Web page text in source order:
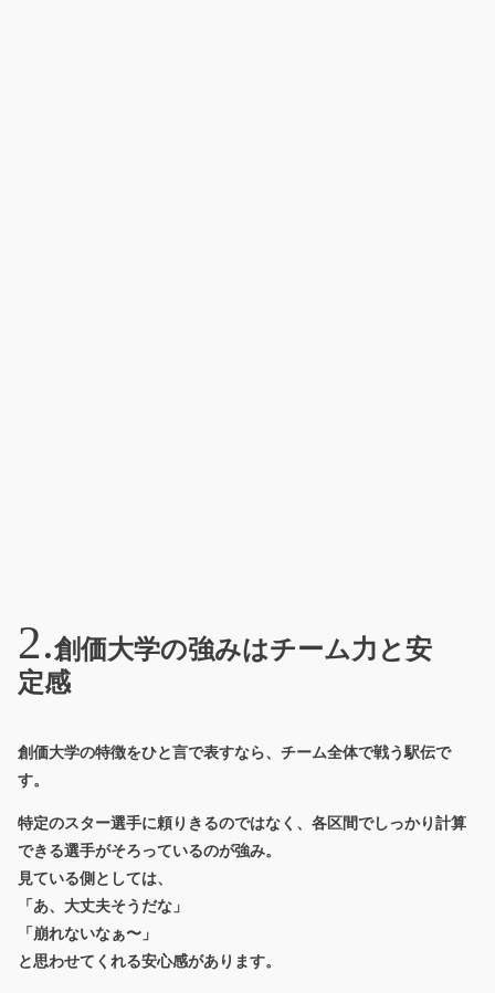
創価大学の強みはチーム力と安
定感
創価大学の特徴をひと言で表すなら、 チーム全体で戦う駅伝で
す。
特定のスター選手に頼りきるのではなく、各区間でしっかり計算
できる選手がそろっているのが強み。
見ている側としては、
「あ、大丈夫そうだな」
「崩れないなぁ〜」
と思わせてくれる安心感があります。